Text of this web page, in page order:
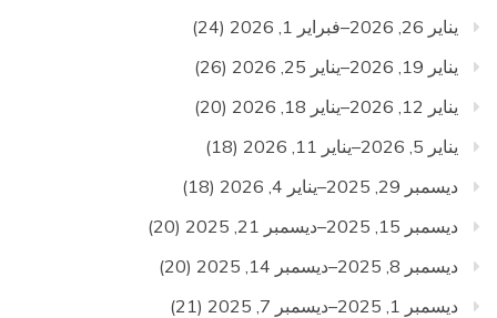
يناير 26, 2026–فبراير 1, 2026
(24)
يناير 19, 2026–يناير 25, 2026
(26)
يناير 12, 2026–يناير 18, 2026
(20)
يناير 5, 2026–يناير 11, 2026
(18)
ديسمبر 29, 2025–يناير 4, 2026
(18)
ديسمبر 15, 2025–ديسمبر 21, 2025
(20)
ديسمبر 8, 2025–ديسمبر 14, 2025
(20)
ديسمبر 1, 2025–ديسمبر 7, 2025
(21)